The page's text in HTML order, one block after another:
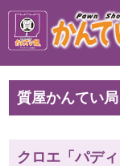
質屋かんてい
クロエ「パデ